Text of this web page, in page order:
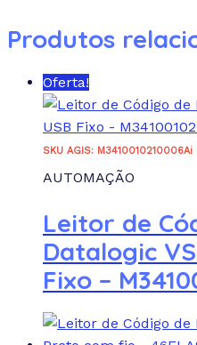
Produtos
Oferta!
SKU AGIS: M3410010210006Ai
AUTOMAÇÃO
Leitor de
Datalogic
Fixo –